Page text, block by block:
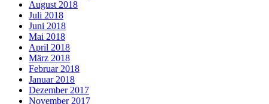
August 2018
Juli 2018
Juni 2018
Mai 2018
April 2018
März 2018
Februar 2018
Januar 2018
Dezember 2017
November 2017